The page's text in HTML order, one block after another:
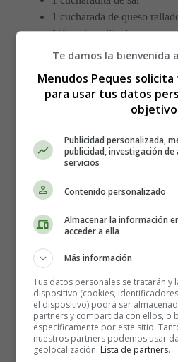
1 cucharada de queso
1/4 cucharadita de nuez
1/2 taza de harina de trigo
Aceite
Elaboración de las
patata con queso:
Pela las papas, cortar en cuatro
con sal y tapadas durante 20
su punto, escurre y prepara un
mantequilla, uno de los huevos,
moscada y prueba cómo está
enfriar.
Detalles
Escrito por:
Categoría:Recetas
Última actualización:
Te damos la bienvenida
Menudos Peques
para usar tus datos
Publicidad personalizada,
publicidad, investigación
servicios
Contenido personalizado
Almacenar la información
acceder a ella
Más información
Tus datos personales se tratarán y
dispositivo (cookies,
el dispositivo) podrá ser
partners y compartida con ellos, o
específicamente por este sitio.
nuestros partners podemos usar
geolocalización. Lista de partners.